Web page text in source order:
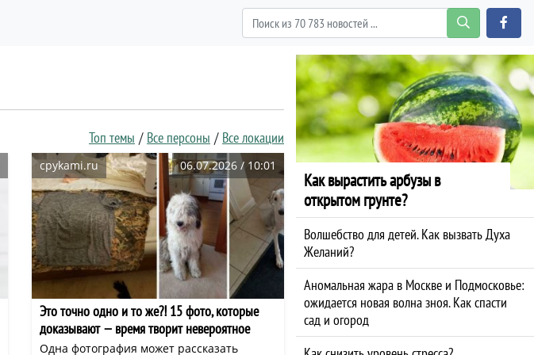
Топ темы Все персоны Все локации
cpykami.ru 06.07.2026 / 10:01
Это точно одно и то же?! 15 фото, которые
доказывают — время творит невероятное
Одна фотография может рассказать
Как вырастить арбузы в
открытом грунте?
Волшебство для детей. Как вызвать Духа
Желаний?
Аномальная жара в Москве и Подмосковье:
ожидается новая волна зноя. Как спасти
сад и огород